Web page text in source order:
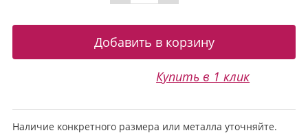
Купить в 1 клик
Наличие конкретного размера или металла уточняйте.